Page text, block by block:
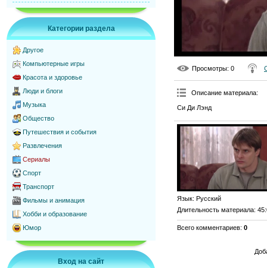
Категории раздела
Другое
Компьютерные игры
Красота и здоровье
Люди и блоги
Музыка
Общество
Путешествия и события
Развлечения
Сериалы
Спорт
Транспорт
Фильмы и анимация
Хобби и образование
Юмор
Вход на сайт
Просмотры: 0
Описание материала:
Си Ди Лэнд
Язык: Русский
Длительность материала:
Всего комментариев: 0